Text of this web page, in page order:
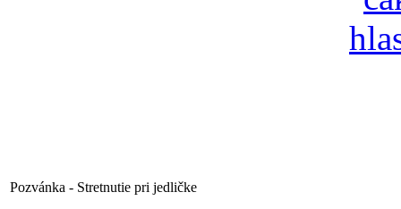
Pozvánka - Stretnutie pri jedličke